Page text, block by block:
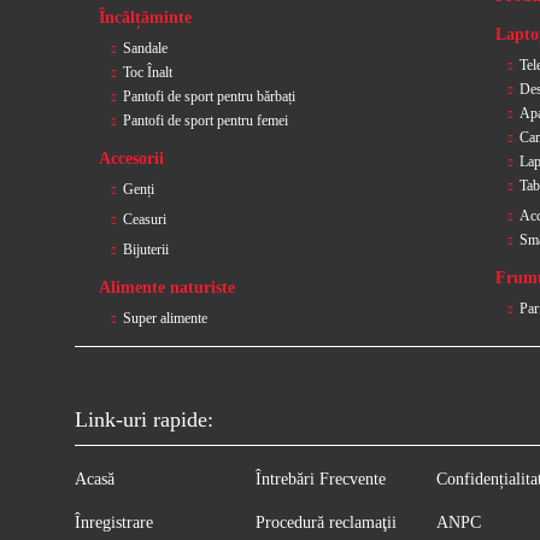
Încălțăminte
Sandale
Toc Înalt
Pantofi de sport pentru bărbați
Pantofi de sport pentru femei
Accesorii
Genți
Ceasuri
Bijuterii
Alimente naturiste
Super alimente
Link-uri rapide:
Acasă
Înregistrare
Întrebări Frecvente
Procedură reclamaţii ANPC